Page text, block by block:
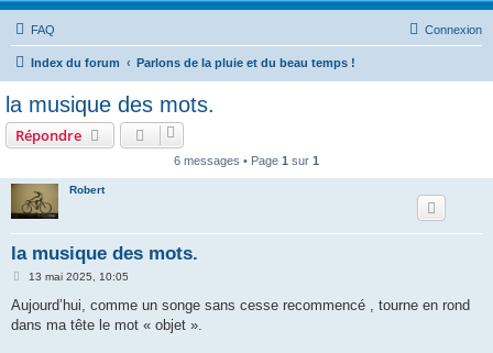
FAQ Connexion
Index du forum Parlons de la pluie et du beau temps !
la musique des mots.
Répondre
6 messages • Page 1 sur 1
Robert
la musique des mots.
M
s
s
a
13 mai 2025, 10:05
Aujourd’hui, comme un songe sans cesse recommencé , tourne en rond
dans ma tête le mot « objet ».